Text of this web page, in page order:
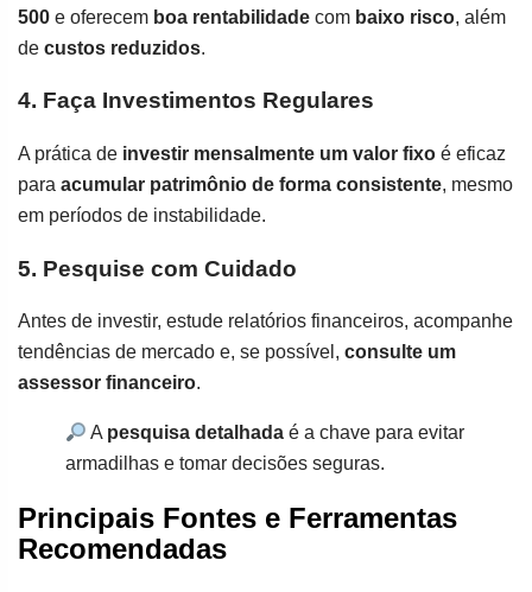
500 e oferecem boa rentabilidade com baixo risco, além
de custos reduzidos.
4. Faça Investimentos Regulares
A prática de investir mensalmente um valor fixo é eficaz
para acumular patrimônio de forma consistente, mesmo
em períodos de instabilidade.
5. Pesquise com Cuidado
Antes de investir, estude relatórios financeiros, acompanhe
tendências de mercado e, se possível, consulte um
assessor financeiro.
A pesquisa detalhada é a chave para evitar
armadilhas e tomar decisões seguras.
Principais Fontes e Ferramentas
Recomendadas